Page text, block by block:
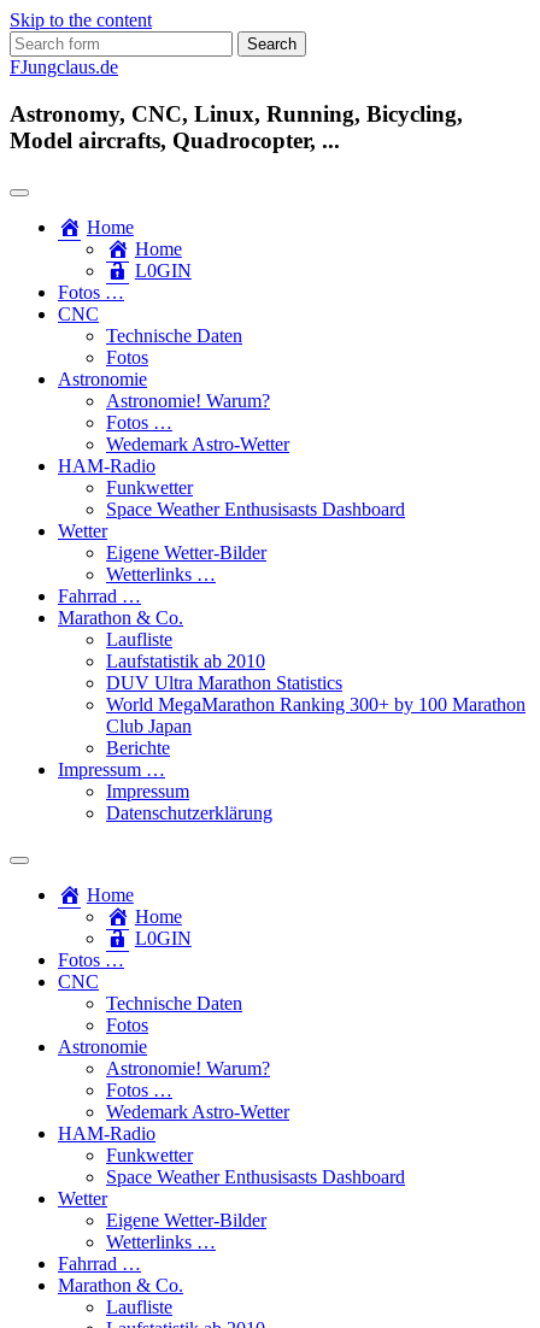
Skip to the content
Search
for:
FJungclaus.de
Astronomy, CNC, Linux, Running, Bicycling,
Model aircrafts, Quadrocopter, ...
Home
Home
L​0​​GIN
Fotos …
CNC
Technische Daten
Fotos
Astronomie
Astronomie! Warum?
Fotos …
Wedemark Astro-Wetter
HAM-Radio
Funkwetter
Space Weather Enthusisasts Dashboard
Wetter
Eigene Wetter-Bilder
Wetterlinks …
Fahrrad …
Marathon & Co.
Laufliste
Laufstatistik ab 2010
DUV Ultra Marathon Statistics
World MegaMarathon Ranking 300+ by 100 Marathon
Club Japan
Berichte
Impressum …
Impressum
Datenschutzerklärung
Toggle
search
field
Home
Home
L​0​​GIN
Fotos …
CNC
Technische Daten
Fotos
Astronomie
Astronomie! Warum?
Fotos …
Wedemark Astro-Wetter
HAM-Radio
Funkwetter
Space Weather Enthusisasts Dashboard
Wetter
Eigene Wetter-Bilder
Wetterlinks …
Fahrrad …
Marathon & Co.
Laufliste